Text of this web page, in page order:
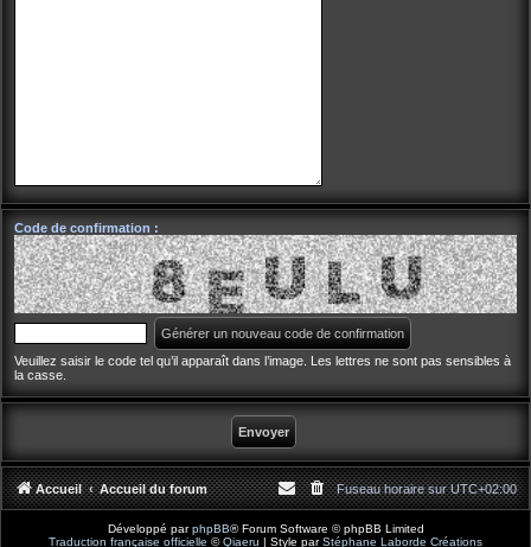
Code de confirmation :
Veuillez saisir le code tel qu’il apparaît dans l’image. Les lettres ne sont pas sensibles à
la casse.
Accueil Accueil du forum Fuseau horaire surUTC+02:00
Développé parphpBB® Forum Software © phpBB Limited
Traduction française officielle ©Qiaeru | Style parStéphane Laborde Créations